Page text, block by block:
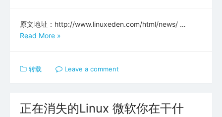
原文地址：http://www.linuxeden.com/html/news/ …
Read More »
转载 Leave a comment
正在消失的Linux 微软你在干什